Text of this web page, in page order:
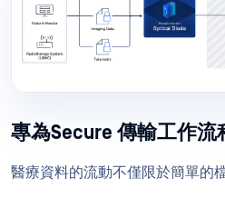
專為Secure 傳輸工作流
醫療資料的流動不僅限於簡單的